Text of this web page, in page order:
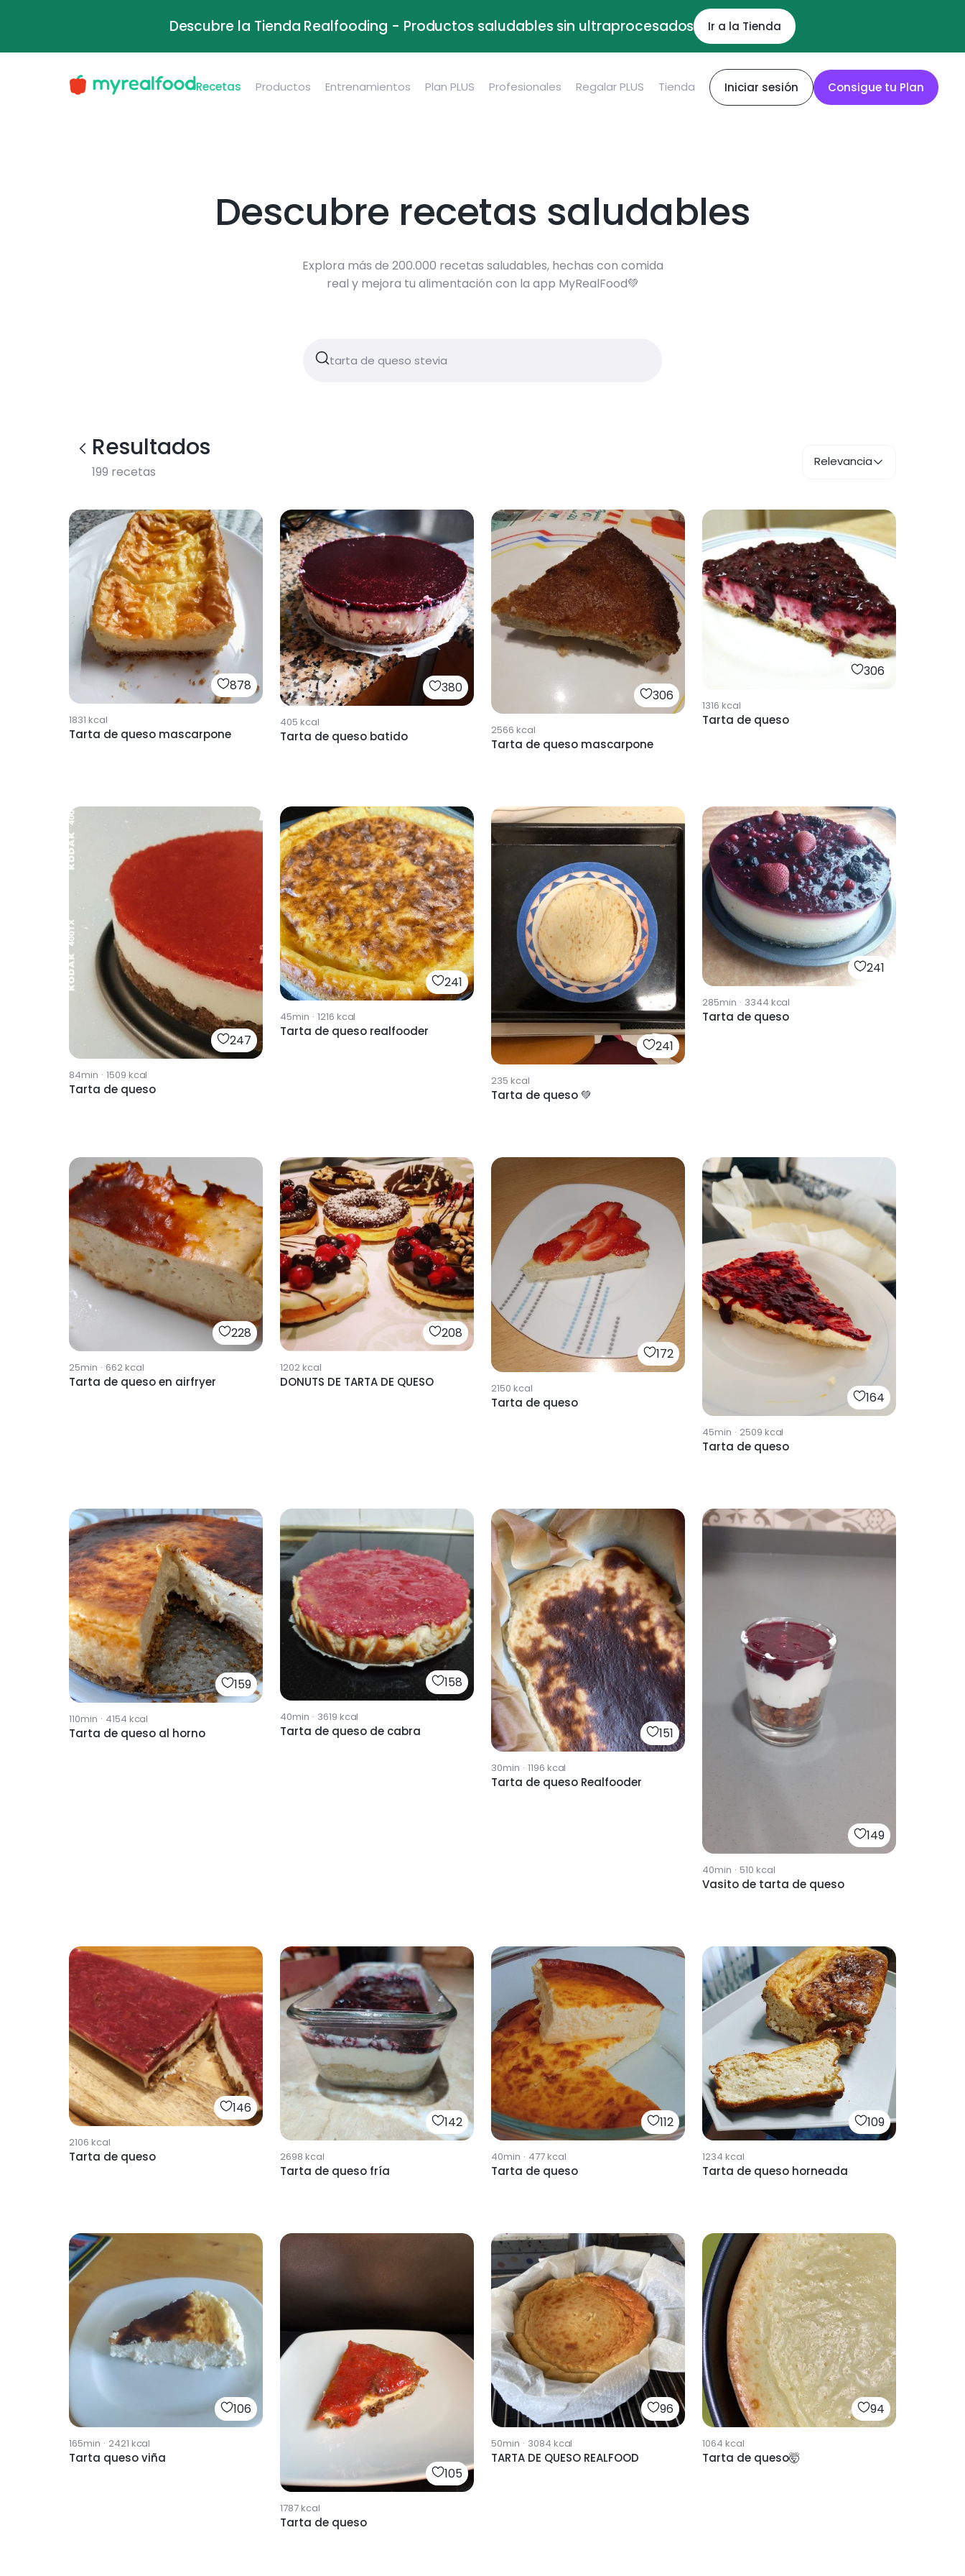
Descubre la Tienda Realfooding - Productos saludables sin ultraprocesados Ir a la Tienda
Recetas Productos Entrenamientos Plan PLUS Profesionales Regalar PLUS Tienda Iniciar sesión Consigue tu Plan
Descubre recetas saludables
Explora más de 200.000 recetas saludables, hechas con comida
real y mejora tu alimentación con la app MyRealFood💚
Resultados
199 recetas
Relevancia
878
1831 kcal
Tarta de queso mascarpone
380
405 kcal
Tarta de queso batido
306
2566 kcal
Tarta de queso mascarpone
306
1316 kcal
Tarta de queso
247
84min · 1509 kcal
Tarta de queso
241
45min · 1216 kcal
Tarta de queso realfooder
241
235 kcal
Tarta de queso 💚
241
285min · 3344 kcal
Tarta de queso
228
25min · 662kcal
Tarta de queso en airfryer
208
1202kcal
DONUTS DE TARTA DE QUESO
172
2150 kcal
Tarta de queso 164
45min · 2509 kcal
Tarta de queso
159
110min · 4154 kcal
Tarta de queso al horno
158
40min · 3619 kcal
Tarta de queso de cabra 151
30min · 1196 kcal
Tarta de queso Realfooder
149
40min · 510 kcal
Vasito de tarta de queso
146
2106 kcal
Tarta de queso
142
2698 kcal
Tarta de queso fría
112
40min · 477kcal
Tarta de queso
109
1234 kcal
Tarta de queso horneada
106
165min · 2421 kcal
Tarta queso viña
105
1787kcal
Tarta de queso
96
50min · 3084 kcal
TARTA DE QUESO REALFOOD
94
1064 kcal
Tarta de queso🤯